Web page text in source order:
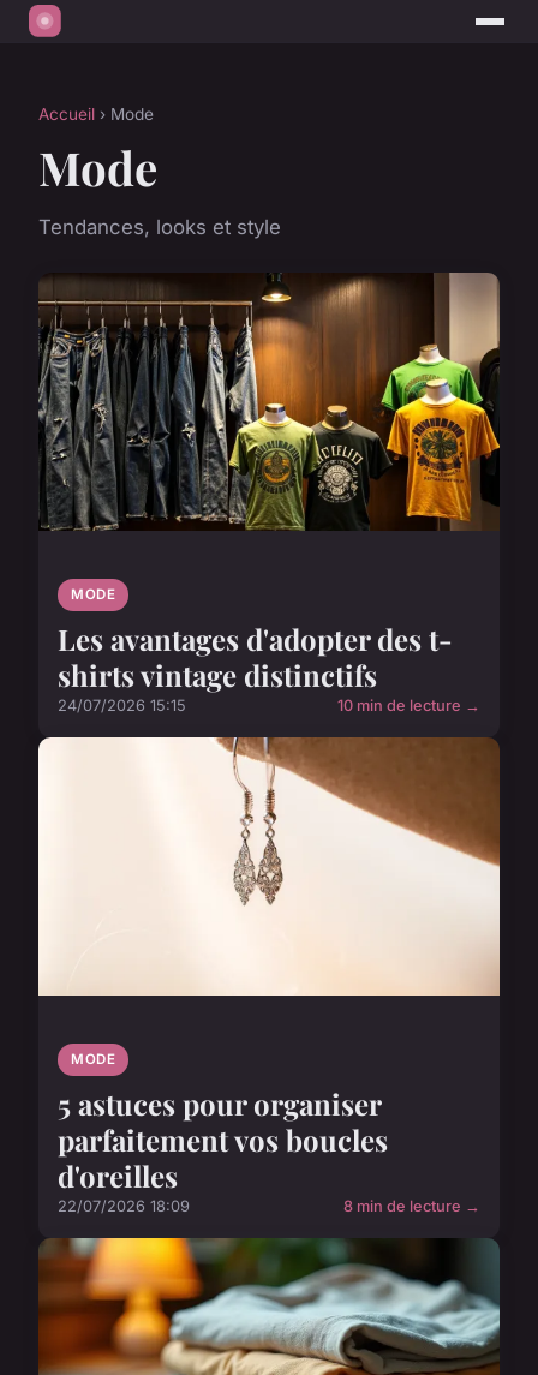
Accueil › Mode
Mode
Tendances, looks et style
MODE
Les avantages d'adopter des t-
shirts vintage distinctifs
24/07/2026 15:15 10 min de lecture →
MODE
5 astuces pour organiser
parfaitement vos boucles
d'oreilles
22/07/2026 18:09 8 min de lecture →